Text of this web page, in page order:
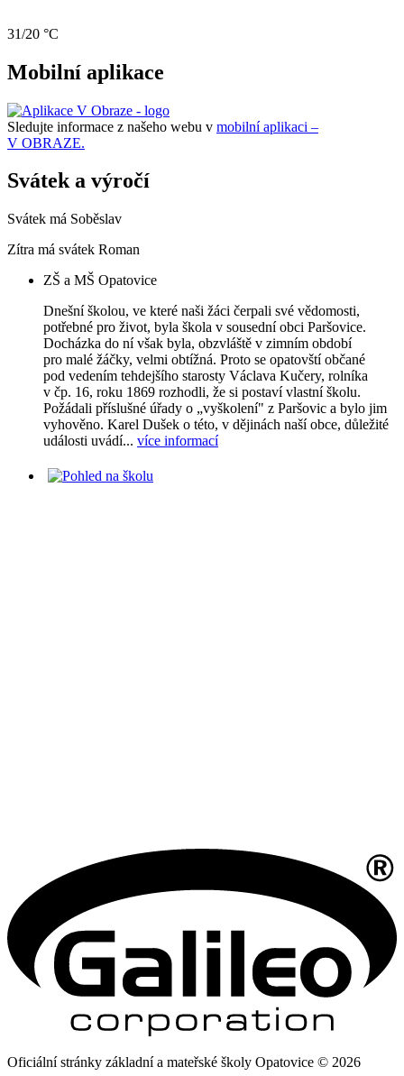
31/20 °C
Mobilní aplikace
Sledujte informace z našeho webu v mobilní aplikaci –
V OBRAZE.
Svátek a výročí
Svátek má Soběslav
Zítra má svátek Roman
ZŠ a MŠ Opatovice
Dnešní školou, ve které naši žáci čerpali své vědomosti,
potřebné pro život, byla škola v sousední obci Paršovice.
Docházka do ní však byla, obzvláště v zimním období
pro malé žáčky, velmi obtížná. Proto se opatovští občané
pod vedením tehdejšího starosty Václava Kučery, rolníka
v čp. 16, roku 1869 rozhodli, že si postaví vlastní školu.
Požádali příslušné úřady o „vyškolení" z Paršovic a bylo jim
vyhověno. Karel Dušek o této, v dějinách naší obce, důležité
události uvádí... více informací
Oficiální stránky základní a mateřské školy Opatovice © 2026